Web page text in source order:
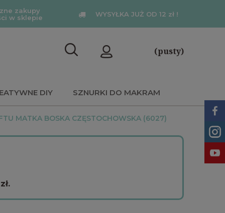
zakupy
w sklepie
WYSYŁKA JUŻ OD 12 zł !
(pusty)
DIY SZNURKI DO MAKRAM
MATKA BOSKA CZĘSTOCHOWSKA (6027)